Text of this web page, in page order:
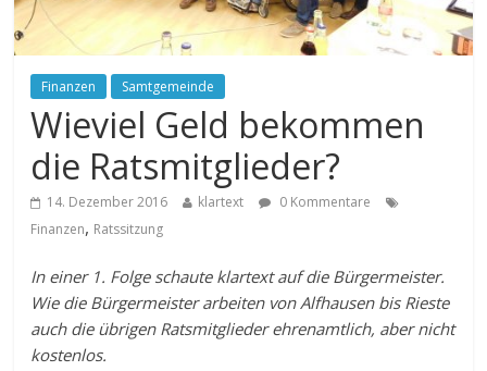
Finanzen Samtgemeinde
Wieviel Geld bekommen
die Ratsmitglieder?
14. Dezember 2016 klartext
0 Kommentare
Finanzen, Ratssitzung
In einer 1. Folge schaute klartext auf die Bürgermeister.
Wie die Bürgermeister arbeiten von Alfhausen bis Rieste
auch die übrigen Ratsmitglieder ehrenamtlich, aber nicht
kostenlos.